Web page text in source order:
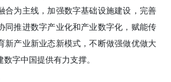
合为主线，加强数字基础设施建设，完善
同推进数字产业化和产业数字化，赋能传
新产业新业态新模式，不断做强做优做大
字中国提供有力支撑。